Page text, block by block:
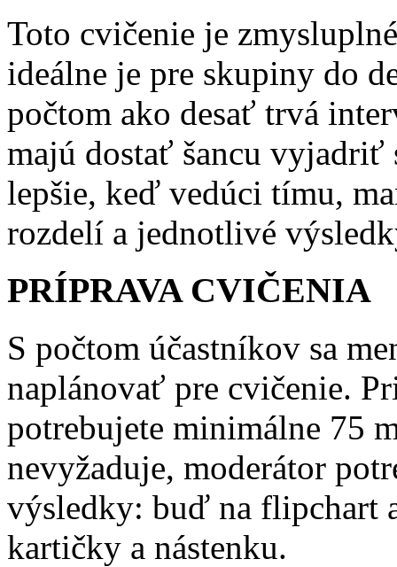
Toto cvičenie je
ideálne je pre skupiny do
počtom ako desať trvá
majú dostať šancu vyjadriť
lepšie, keď vedúci tímu,
rozdelí a jednotlivé
PRÍPRAVA CVIČENIA
S počtom účastníkov sa
naplánovať pre cvičenie.
potrebujete minimálne 75
nevyžaduje, moderátor
výsledky: buď na flipchart
kartičky a nástenku.